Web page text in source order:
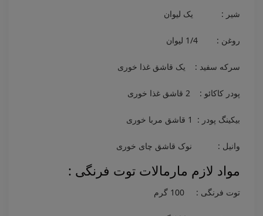
شیر : یک لیوان
روغن : 1/4 لیوان
سرکه سفید : یک قاشق غذا خوری
پودر کاکائو : 2 قاشق غذا خوری
بیکینگ پودر : 1 قاشق مربا خوری
وانیل : نوک قاشق چای خوری
مواد لازم مارمالات توت فرنگی :
توت فرنگی : 100 گرم